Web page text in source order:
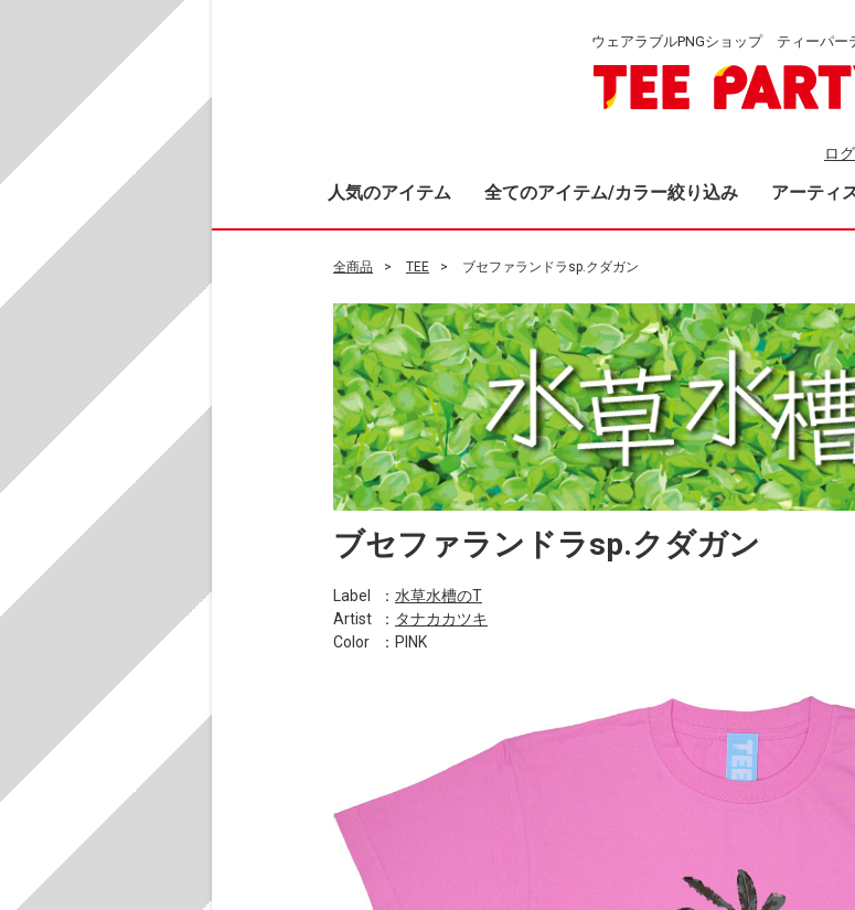
ウェアラブルPNGショップ ティーパー
ロ
人気のアイテム 全てのアイテム/カラー絞り込み アーティ
全商品 TEE ブセファランドラsp.クダガン
ブセファランドラsp.クダガン
Label ： 水草水槽のT
Artist
： タナカカツキ
Color
：PINK